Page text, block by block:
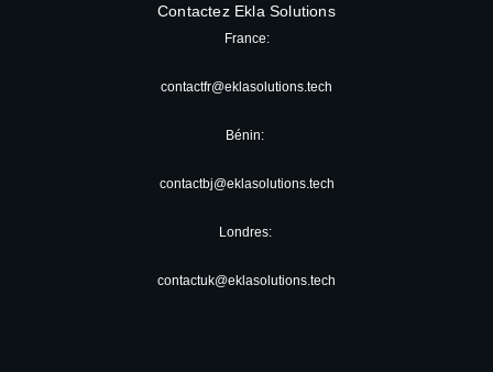
Contactez Ekla Solutions
France:
contactfr@eklasolutions.tech
Bénin:
contactbj@eklasolutions.tech
Londres:
contactuk@eklasolutions.tech